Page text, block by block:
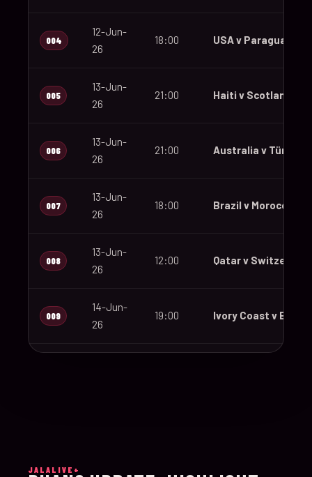
004
12-Jun-
26
18:00 USA v Paraguay
005
13-Jun-
26
21:00 Haiti v Scotland
006
13-Jun-
26
21:00 Australia v Türkiye
007
13-Jun-
26
18:00 Brazil v Morocco
008
13-Jun-
26
12:00 Qatar v Switzerland
009
14-Jun-
26
19:00 Ivory Coast v
14-Jun-
JALALIVE+